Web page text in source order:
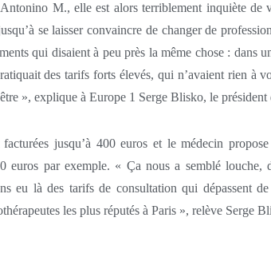
M., elle est alors terriblement inquiète de
se laisser convaincre de changer de
qui disaient à peu près la même chose : dans
des tarifs forts élevés, qui n’avaient rien à
», explique à Europe 1 Serge Blisko, le
jusqu’à 400 euros et le médecin propose
euros par exemple. « Ça nous a semblé louche,
eu là des tarifs de consultation qui dépassent
les plus réputés à Paris », relève Serge